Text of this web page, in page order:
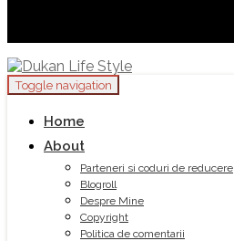
Toggle navigation
Home
About
Parteneri si coduri de reducere
Blogroll
Despre Mine
Copyright
Politica de comentarii